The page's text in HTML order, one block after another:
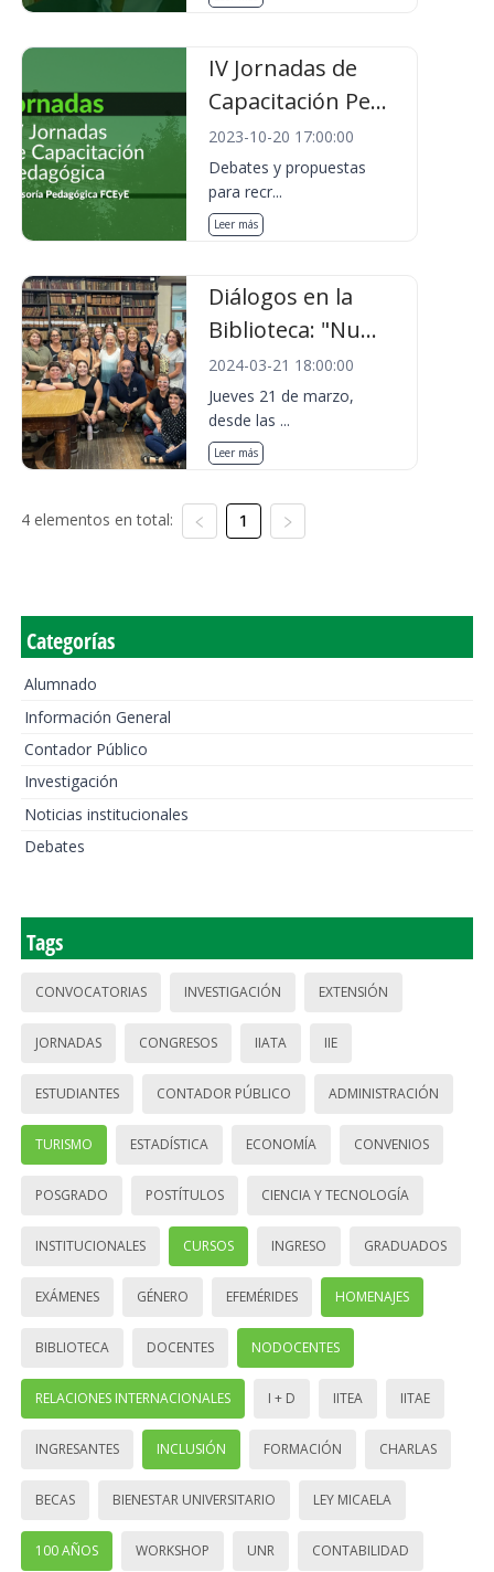
IV Jornadas de
Capacitación Pe...
2023-10-20 17:00:00
Debates y propuestas
para recr...
Leer más
Diálogos en la
Biblioteca: "Nu...
2024-03-21 18:00:00
Jueves 21 de marzo,
desde las ...
Leer más
4 elementos en total: 1
Categorías
Alumnado
Información General
Contador Público
Investigación
Noticias institucionales
Debates
Tags
CONVOCATORIAS INVESTIGACIÓN EXTENSIÓN
JORNADAS CONGRESOS IIATA IIE
ESTUDIANTES CONTADOR PÚBLICO ADMINISTRACIÓN
TURISMO ESTADÍSTICA ECONOMÍA CONVENIOS
POSGRADO POSTÍTULOS CIENCIA Y TECNOLOGÍA
INSTITUCIONALES CURSOS INGRESO GRADUADOS
EXÁMENES GÉNERO EFEMÉRIDES HOMENAJES
BIBLIOTECA DOCENTES NODOCENTES
RELACIONES INTERNACIONALES I + D IITEA IITAE
INGRESANTES INCLUSIÓN FORMACIÓN CHARLAS
BECAS BIENESTAR UNIVERSITARIO LEY MICAELA
100 AÑOS WORKSHOP UNR CONTABILIDAD